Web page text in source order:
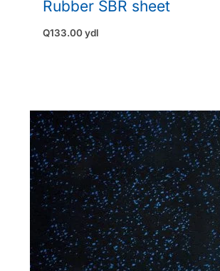
Rubber SBR sheet
Q133.00ydl